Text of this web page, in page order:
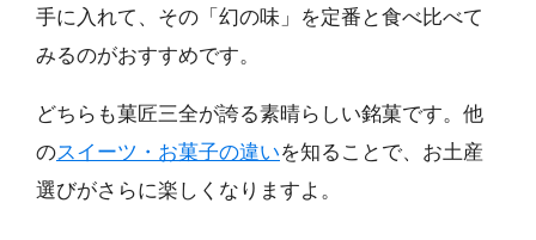
手に入れて、その「幻の味」を定番と食べ比べて
みるのがおすすめです。
どちらも菓匠三全が誇る素晴らしい銘菓です。他
のスイーツ・お菓子の違いを知ることで、お土産
選びがさらに楽しくなりますよ。